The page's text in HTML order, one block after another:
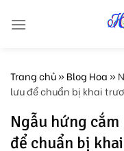
Trang chủ»Blog Hoa»
lưu để chuẩn bị khai
Ngẫu hứng
để chuẩn bị